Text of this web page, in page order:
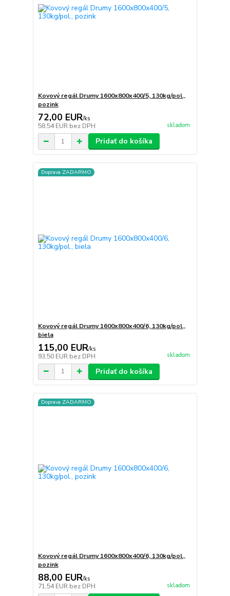
Kovový regál Drumy 1600x800x400/5, 130kg/pol.,
pozink
72,00 EUR/ks
58,54 EUR bez DPH skladom
Pridať do košíka
Doprava ZADARMO
Kovový regál Drumy 1600x800x400/6, 130kg/pol.,
biela
115,00 EUR/ks
93,50 EUR bez DPH skladom
Pridať do košíka
Doprava ZADARMO
Kovový regál Drumy 1600x800x400/6, 130kg/pol.,
pozink
88,00 EUR/ks
71,54 EUR bez DPH skladom